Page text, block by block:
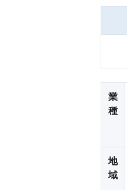
業
種
地
域